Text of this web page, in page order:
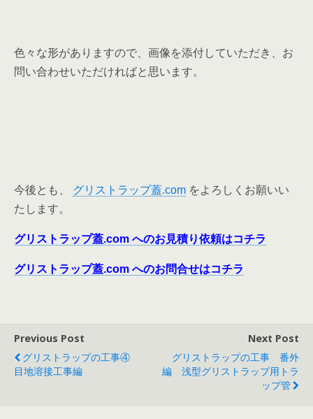
色々な形がありますので、画像を添付していただき、お
問い合わせいただければと思います。
今後とも、 グリストラップ蓋.com をよろしくお願いい
たします。
グリストラップ蓋.com へのお見積り依頼はコチラ
グリストラップ蓋.com へのお問合せはコチラ
Previous Post
グリストラップの工事④
目地溶接工事編
Next Post
グリストラップの工事 番外
編 浅型グリストラップ用トラ
ップ管